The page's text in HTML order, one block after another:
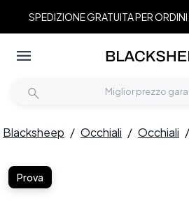
SPEDIZIONE GRATUITA PER
Blacksheep / Occhiali / Occhiali /
Prova